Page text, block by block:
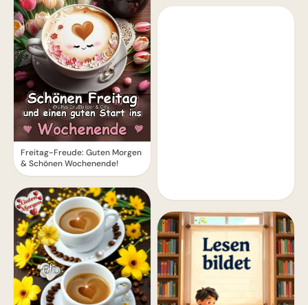
Freitag-Freude: Guten Morgen
& Schönen Wochenende!